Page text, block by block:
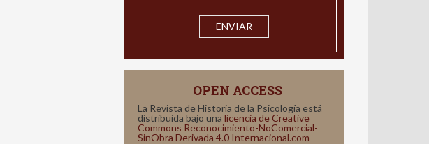
OPEN ACCESS
La Revista de Historia de la Psicología está
distribuida bajo una licencia de Creative
Commons Reconocimiento-NoComercial-
SinObra Derivada 4.0 Internacional.com